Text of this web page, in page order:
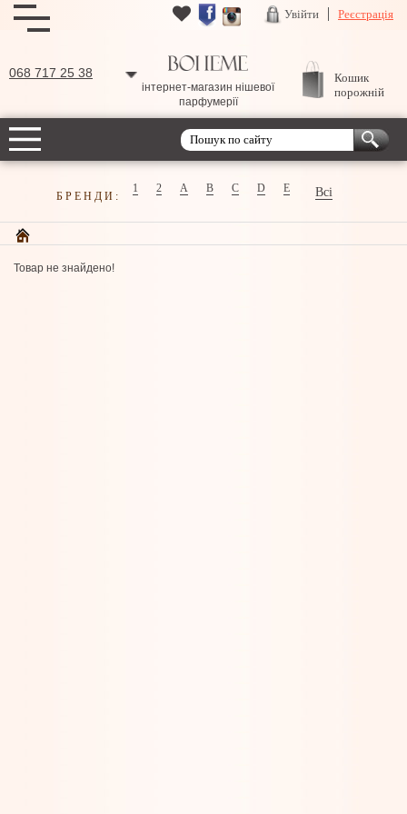
Увійти Реєстрація
068 717 25 38
інтернет-магазин нішевої
парфумерії
Кошик
порожній
БРЕНДИ:
1 2 A B C D E Всі
Товар не знайдено!